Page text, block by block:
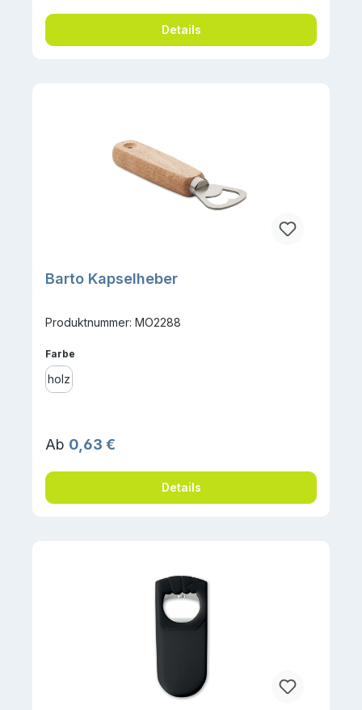
Details
Barto Kapselheber
Produktnummer: MO2288
Farbe
holz
Regulärer Preis:
Ab 0,63 €
Details